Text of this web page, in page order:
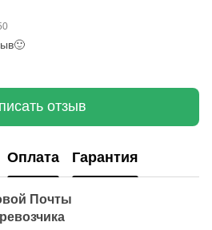
отзыв
Оплата Гарантия
из Новой Почты